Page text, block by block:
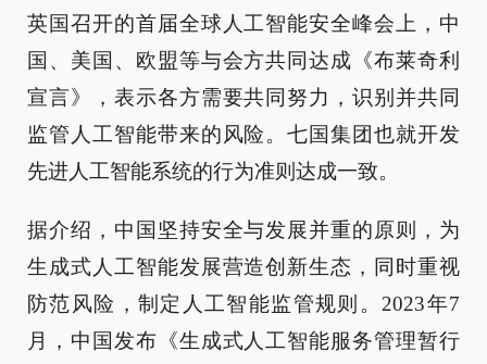
英国召开的首届全球人工智能安全峰会上，中
国、美国、欧盟等与会方共同达成《布莱奇利
宣言》，表示各方需要共同努力，识别并共同
监管人工智能带来的风险。七国集团也就开发
先进人工智能系统的行为准则达成一致。
据介绍，中国坚持安全与发展并重的原则，为
生成式人工智能发展营造创新生态，同时重视
防范风险，制定人工智能监管规则。2023年7
月，中国发布《生成式人工智能服务管理暂行